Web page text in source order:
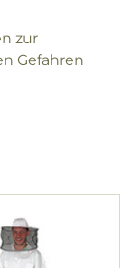
zur
Gefahren